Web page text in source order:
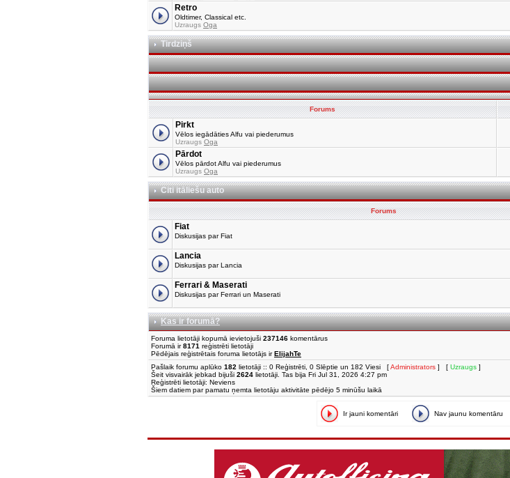
Retro
Oldtimer, Classical etc.
Uzraugs Oga
Tirdziņš
Forums
Pirkt
Vēlos iegādāties Alfu vai piederumus
Uzraugs Oga
Pārdot
Vēlos pārdot Alfu vai piederumus
Uzraugs Oga
Citi itāliešu auto
Forums
Fiat
Diskusijas par Fiat
Lancia
Diskusijas par Lancia
Ferrari & Maserati
Diskusijas par Ferrari un Maserati
Kas ir forumā?
Foruma lietotāji kopumā ievietojuši 237146 komentārus
Forumā ir8171 reģistrēti lietotāji
Pēdējais reģistrētais foruma lietotājs irElijahTe
Pašlaik forumu aplūko 182 lietotāji :: 0 Reģistrēti, 0 Slēptie un 182 Viesi [Administrators ] [ Uzraugs ]
Šeit visvairāk jebkad bijuši 2624 lietotāji. Tas bija Fri Jul 31, 2026 4:27 pm
Reģistrēti lietotāji: Neviens
Šiem datiem par pamatu ņemta lietotāju aktivitāte pēdējo 5 minūšu laikā
Ir jauni komentāri Nav jaunu komentāru